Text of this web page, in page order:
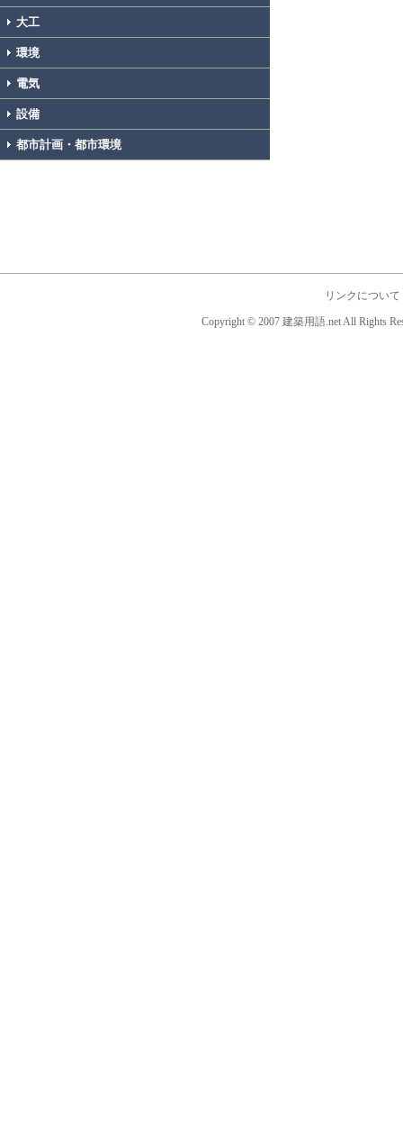
大工
環境
電気
設備
都市計画・都市環境
リンクについて
Copyright © 2007 建築用語.net All Rights